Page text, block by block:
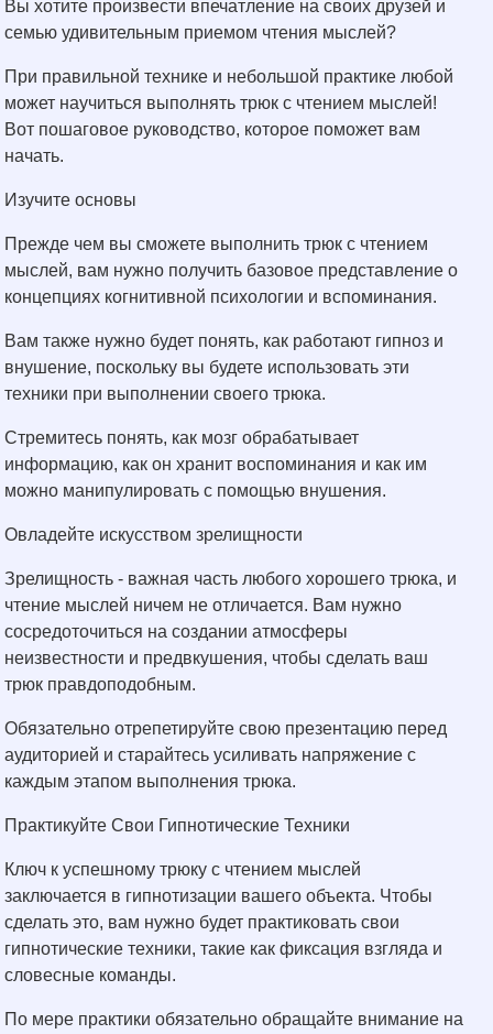
Вы хотите произвести впечатление на своих друзей и
семью удивительным приемом чтения мыслей?
При правильной технике и небольшой практике любой
может научиться выполнять трюк с чтением мыслей!
Вот пошаговое руководство, которое поможет вам
начать.
Изучите основы
Прежде чем вы сможете выполнить трюк с чтением
мыслей, вам нужно получить базовое представление о
концепциях когнитивной психологии и вспоминания.
Вам также нужно будет понять, как работают гипноз и
внушение, поскольку вы будете использовать эти
техники при выполнении своего трюка.
Стремитесь понять, как мозг обрабатывает
информацию, как он хранит воспоминания и как им
можно манипулировать с помощью внушения.
Овладейте искусством зрелищности
Зрелищность - важная часть любого хорошего трюка, и
чтение мыслей ничем не отличается. Вам нужно
сосредоточиться на создании атмосферы
неизвестности и предвкушения, чтобы сделать ваш
трюк правдоподобным.
Обязательно отрепетируйте свою презентацию перед
аудиторией и старайтесь усиливать напряжение с
каждым этапом выполнения трюка.
Практикуйте Свои Гипнотические Техники
Ключ к успешному трюку с чтением мыслей
заключается в гипнотизации вашего объекта. Чтобы
сделать это, вам нужно будет практиковать свои
гипнотические техники, такие как фиксация взгляда и
словесные команды.
По мере практики обязательно обращайте внимание на